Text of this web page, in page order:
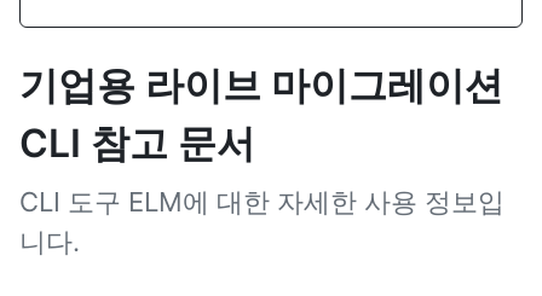
기업용 라이브 마이그레이션
CLI 참고 문서
CLI 도구 ELM에 대한 자세한 사용 정보입
니다.